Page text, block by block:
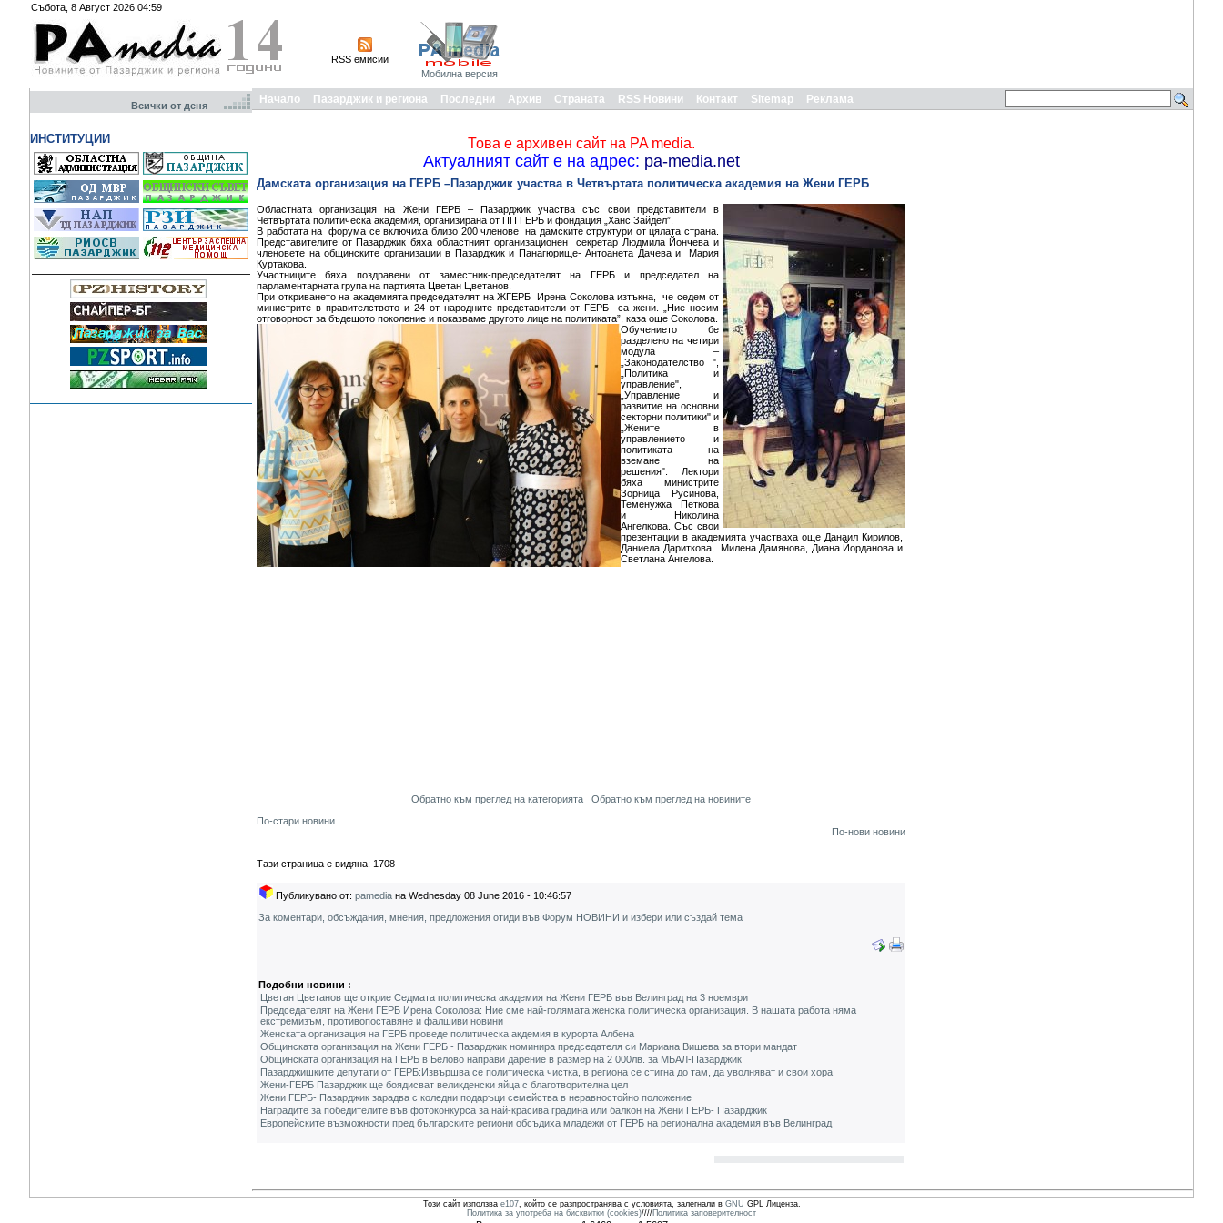
Събота, 8 Август 2026 04:59
RSS емисии
Мобилна версия
Всички от деня
ИНСТИТУЦИИ
Начало Пазарджик и региона Последни Архив Страната RSS Новини Контакт Sitemap Реклама
Това е архивен сайт на PA media.
Актуалният сайт е на адрес: pa-media.net
Дамската организация на ГЕРБ –Пазарджик участва в Четвъртата политическа академия на Жени ГЕРБ
Областната организация на Жени ГЕРБ – Пазарджик участва със свои представители в
Четвъртата политическа академия, организирана от ПП ГЕРБ и фондация „Ханс Зайдел”.
В работата на форума се включиха близо 200 членове на дамските структури от цялата страна.
Представителите от Пазарджик бяха областният организационен секретар Людмила Йончева и
членовете на общинските организации в Пазарджик и Панагюрище- Антоанета Дачева и Мария
Куртакова.
Участниците бяха поздравени от заместник-председателят на ГЕРБ и председател на
парламентарната група на партията Цветан Цветанов.
При откриването на академията председателят на ЖГЕРБ Ирена Соколова изтъкна, че седем от
министрите в правителството и 24 от народните представители от ГЕРБ са жени. „Ние носим
отговорност за бъдещото поколение и показваме другото лице на политиката”, каза още Соколова.
Обучението бе
разделено на четири
модула –
„Законодателство ",
„Политика и
управление",
„Управление и
развитие на основни
секторни политики" и
„Жените в
управлението и
политиката на
вземане на
решения". Лектори
бяха министрите
Зорница Русинова,
Теменужка Петкова
и Николина
Ангелкова. Със свои
презентации в академията участваха още Данаил Кирилов,
Даниела Дариткова, Милена Дамянова, Диана Йорданова и
Светлана Ангелова.
Обратно към преглед на категорията
Обратно към преглед на новините
По-стари новини
По-нови новини
Тази страница е видяна: 1708
Публикувано от: pamedia на Wednesday 08 June 2016 - 10:46:57
За коментари, обсъждания, мнения, предложения отиди във Форум НОВИНИ и избери или създай тема
Подобни новини :
Цветан Цветанов ще открие Седмата политическа академия на Жени ГЕРБ във Велинград на 3 ноември
Председателят на Жени ГЕРБ Ирена Соколова: Ние сме най-голямата женска политическа организация. В нашата работа няма
екстремизъм, противопоставяне и фалшиви новини
Женската организация на ГЕРБ проведе политическа акдемия в курорта Албена
Общинската организация на Жени ГЕРБ - Пазарджик номинира председателя си Мариана Вишева за втори мандат
Общинската организация на ГЕРБ в Белово направи дарение в размер на 2 000лв. за МБАЛ-Пазарджик
Пазарджишките депутати от ГЕРБ:Извършва се политическа чистка, в региона се стигна до там, да уволняват и свои хора
Жени-ГЕРБ Пазарджик ще боядисват великденски яйца с благотворителна цел
Жени ГЕРБ- Пазарджик зарадва с коледни подаръци семейства в неравностойно положение
Наградите за победителите във фотоконкурса за най-красива градина или балкон на Жени ГЕРБ- Пазарджик
Европейските възможности пред българските региони обсъдиха младежи от ГЕРБ на регионална академия във Велинград
Този сайт използва e107, който се разпространява с условията, залегнали в GNU GPL Лиценза.
Политика за употреба на бисквитки (cookies)////Политика заповерителност